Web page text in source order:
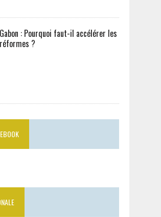
Gabon : Pourquoi faut-il accélérer les
réformes ?